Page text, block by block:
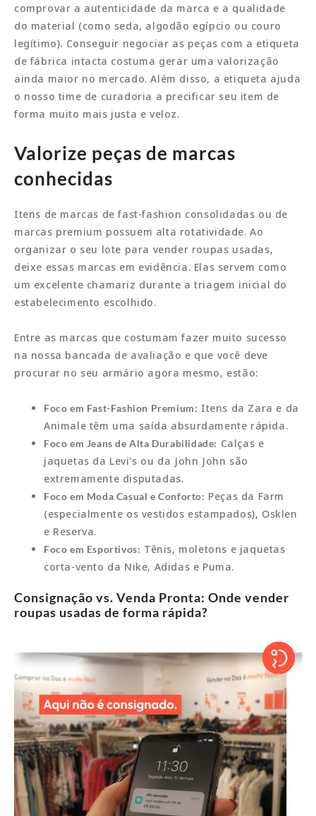
comprovar a autenticidade da marca e a qualidade
do material (como seda, algodão egípcio ou couro
legítimo). Conseguir negociar as peças com a etiqueta
de fábrica intacta costuma gerar uma valorização
ainda maior no mercado. Além disso, a etiqueta ajuda
o nosso time de curadoria a precificar seu item de
forma muito mais justa e veloz.
Valorize peças de marcas
conhecidas
Itens de marcas de fast-fashion consolidadas ou de
marcas premium possuem alta rotatividade. Ao
organizar o seu lote para vender roupas usadas,
deixe essas marcas em evidência. Elas servem como
um excelente chamariz durante a triagem inicial do
estabelecimento escolhido.
Entre as marcas que costumam fazer muito sucesso
na nossa bancada de avaliação e que você deve
procurar no seu armário agora mesmo, estão:
Foco em Fast-Fashion Premium: Itens da Zara e da
Animale têm uma saída absurdamente rápida.
Foco em Jeans de Alta Durabilidade: Calças e
jaquetas da Levi’s ou da John John são
extremamente disputadas.
Foco em Moda Casual e Conforto: Peças da Farm
(especialmente os vestidos estampados), Osklen
e Reserva.
Foco em Esportivos: Tênis, moletons e jaquetas
corta-vento da Nike, Adidas e Puma.
Consignação vs. Venda Pronta: Onde vender
roupas usadas de forma rápida?